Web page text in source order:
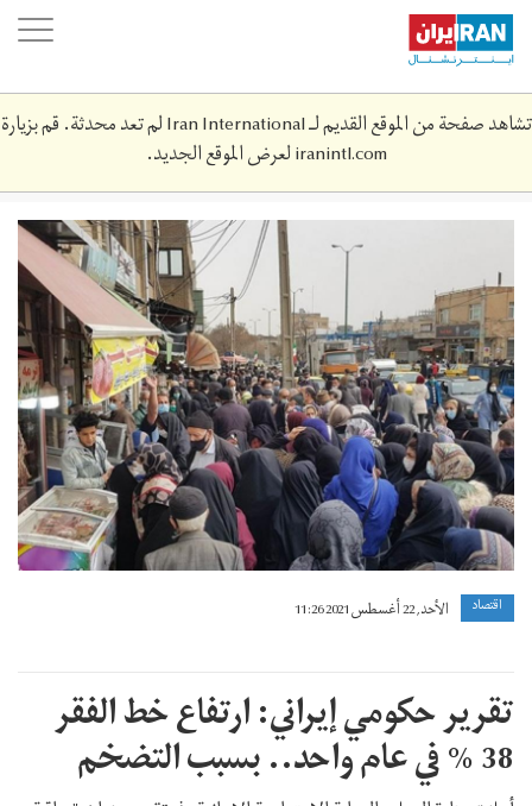
Skip
main
content
تشاهد صفحة من الموقع القديم لـ Iran International لم تعد محدثة. قم بزيارة
iranintl.comلعرض الموقع الجديد.
m-
6464664.jpg
اقتصاد الأحد, 22 أغسطس 2021 11:26
تقرير حكومي إيراني: ارتفاع خط الفقر
38 % في عام واحد.. بسبب التضخم